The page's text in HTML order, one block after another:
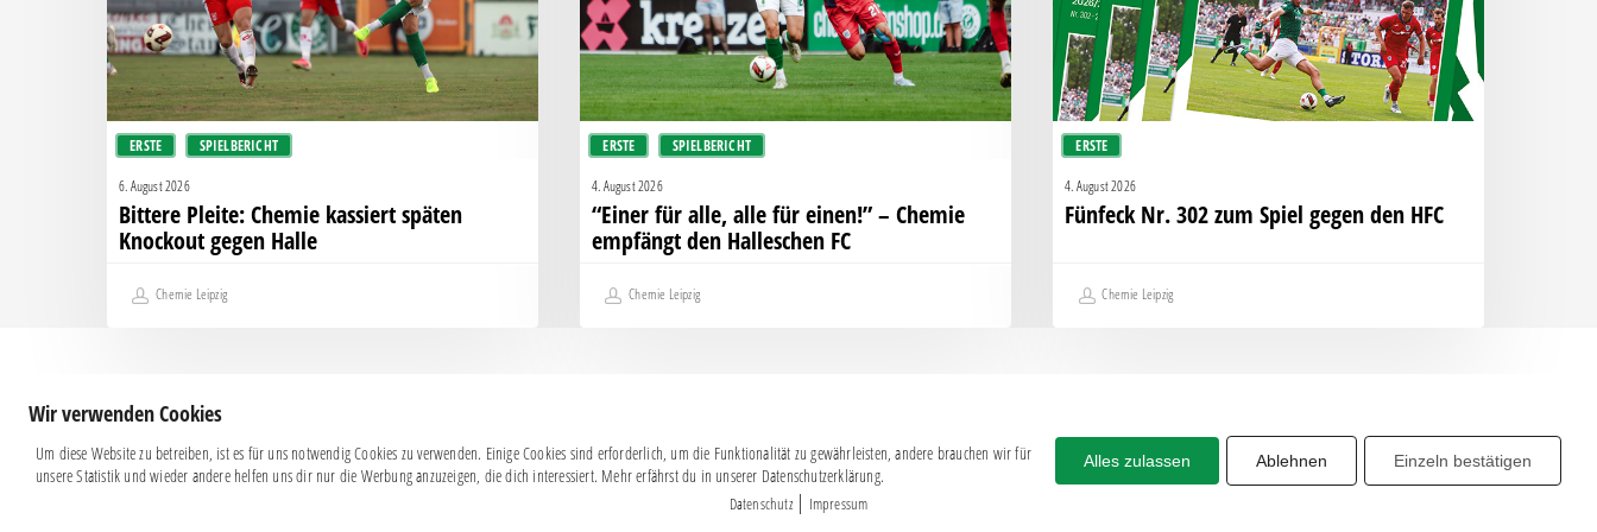
ERSTE SPIELBERICHT
gegen
Halle
6. August 2026
Bittere Pleite: Chemie kassiert späten
Knockout gegen Halle
Chemie Leipzig
ERSTE SPIELBERICHT
–
Chemie
empfängt
den
Halleschen
FC4. August 2026
“Einer für alle, alle für einen!” – Chemie
empfängt den Halleschen FC
Chemie Leipzig
ERSTE
den
HFC
4. August 2026
Fünfeck Nr. 302 zum Spiel gegen den HFC
Chemie Leipzig
Share
Impressum|Datenschutz
BSG CHEMIE LEIPZIG © 2026
MITGLIEDERZAHL: 2.816
Wir verwenden Cookies
Um diese Website zu betreiben, ist es für uns notwendig Cookies zu verwenden. Einige Cookies sind erforderlich, um die Funktionalität zu gewährleisten, andere brauchen wir für
unsere Statistik und wieder andere helfen uns dir nur die Werbung anzuzeigen, die dich interessiert. Mehr erfährst du in unserer Datenschutzerklärung.
Alles zulassen Ablehnen Einzeln bestätigen
Datenschutz| Impressum